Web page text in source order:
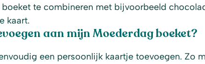
te combineren met bijvoorbeeld
kaart.
aan mijn Moederdag boeket?
een persoonlijk kaartje toevoegen. Zo